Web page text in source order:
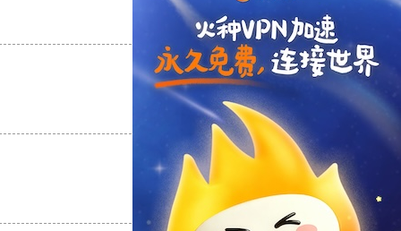
支持[0] 反对
支持
反对 [0]